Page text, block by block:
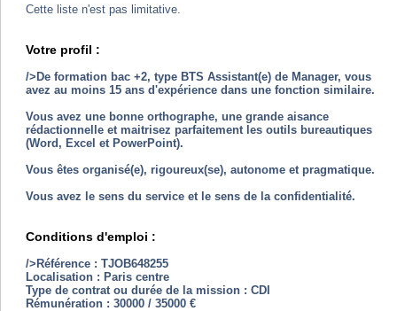
Cette liste n'est pas limitative.
Votre profil :
/>De formation bac +2, type BTS Assistant(e) de Manager, vous
avez au moins 15 ans d'expérience dans une fonction similaire.
Vous avez une bonne orthographe, une grande aisance
rédactionnelle et maitrisez parfaitement les outils bureautiques
(Word, Excel et PowerPoint).
Vous êtes organisé(e), rigoureux(se), autonome et pragmatique.
Vous avez le sens du service et le sens de la confidentialité.
Conditions d'emploi :
/>Référence : TJOB648255
Localisation : Paris centre
Type de contrat ou durée de la mission : CDI
Rémunération : 30000 / 35000 €